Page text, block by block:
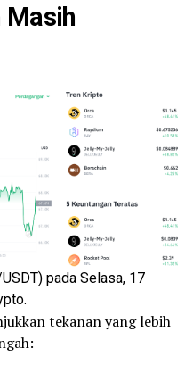
Masih
pada Selasa, 17
tekanan yang lebih